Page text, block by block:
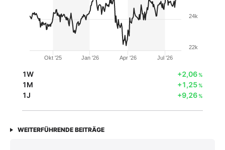
Okt '25 Jan '26 Apr '26 Jul '26
22k
24k
1W +2,06%
1M +1,25%
1J +9,26%
WEITERFÜHRENDE BEITRÄGE